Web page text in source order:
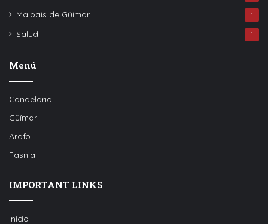
Malpaís de Güímar 1
Salud 1
Menú
Candelaria
Güímar
Arafo
Fasnia
IMPORTANT LINKS
Inicio